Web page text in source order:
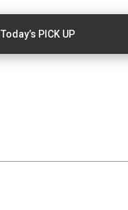
Today’s PICK UP